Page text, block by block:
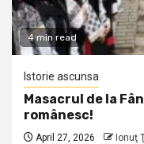
4 min read
Istorie ascunsa
Masacrul de la
românesc!
April 27, 2026 Ionuţ